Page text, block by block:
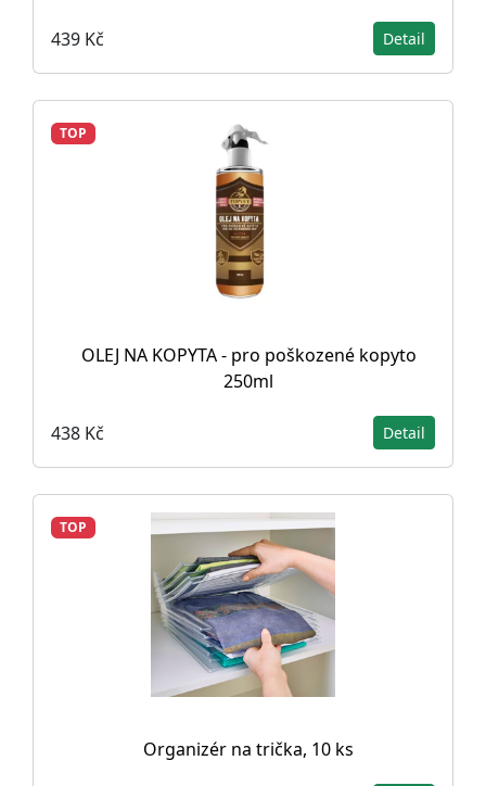
439 Kč Detail
TOP
OLEJ NA KOPYTA - pro poškozené kopyto
250ml
438 Kč Detail
TOP
Organizér na trička, 10 ks